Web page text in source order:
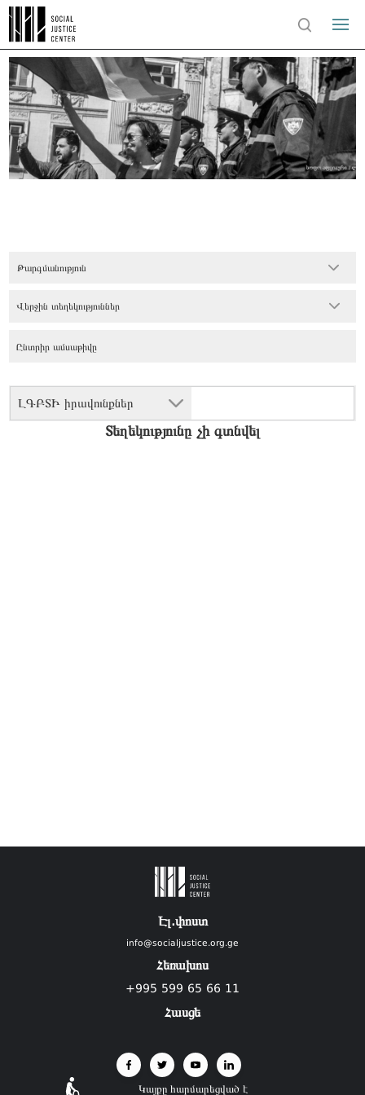
Թարգմանություն
ԼԳԲՏԻ իրավունքներ
Վերջին տեղեկություններ
Տեղեկությունը չի գտնվել
Էլ.փոստ
info@socialjustice.org.ge
Հեռախոս
+995 599 65 66 11
Հասցե
Կայքը հարմարեցված է